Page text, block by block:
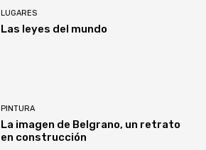
LUGARES
Las leyes del mundo
PINTURA
La imagen de Belgrano, un retrato
en construcción